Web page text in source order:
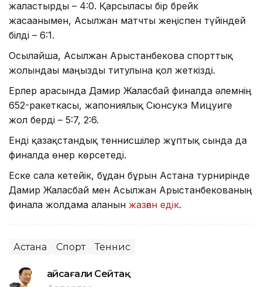
жалғастырды – 4:0. Қарсыласы бір брейк
жасағанымен, Асылжан матчты жеңіспен түйіндей
білді – 6:1.
Осылайша, Асылжан Арыстанбекова спорттық
жолындағы маңызды титулына қол жеткізді.
Ерлер арасында Дамир Жалғасбай финалда әлемнің
652-ракеткасы, жапониялық Сюнсукэ Мицуиге
жол берді – 5:7, 2:6.
Енді қазақстандық теннисшілер жұптық сында да
финалда өнер көрсетеді.
Еске сала кетейік, бұдан бұрын Астана турнирінде
Дамир Жалғасбай мен Асылжан Арыстанбекованың
финалға жолдама алғанын жазған едік.
Астана Спорт Теннис
Ғайсағали Сейтақ